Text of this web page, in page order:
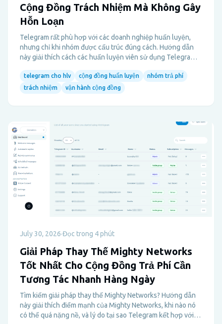
Cộng Đồng Trách Nhiệm Mà Không Gây
Hỗn Loạn
Telegram rất phù hợp với các doanh nghiệp huấn luyện,
nhưng chỉ khi nhóm được cấu trúc đúng cách. Hướng dẫn
này giải thích cách các huấn luyện viên sử dụng Telegram
khách hàng mà không gây quá tải cho quản trị viên.
telegram cho hlv cộng đồng huấn luyện
nhóm trả phí
trách nhiệm
vận hành cộng đồng
July 30, 2026·Đọc trong 4 phút
Giải Pháp Thay Thế Mighty Networks
Tốt Nhất Cho Cộng Đồng Trả Phí Cần
Tương Tác Nhanh Hàng Ngày
Tìm kiếm giải pháp thay thế Mighty Networks? Hướng dẫn
này giải thích điểm mạnh của Mighty Networks, khi nào nó
có thể quá nặng nề, và lý do tại sao Telegram kết hợp với